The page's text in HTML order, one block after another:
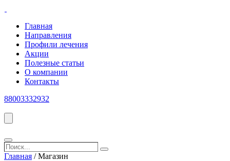
Главная
Направления
Профили лечения
Акции
Полезные статьи
О компании
Контакты
88003332932
Поиск...
Search
Главная / Магазин